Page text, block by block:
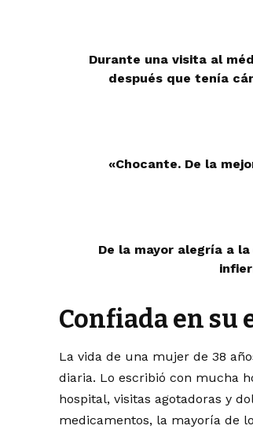
Durante una visita al
después que tenía
«Chocante. De la
De la mayor alegría a
Confiada en su
La vida de una mujer de 38
diaria. Lo escribió con mucha
hospital, visitas agotadoras y
medicamentos, la mayoría de